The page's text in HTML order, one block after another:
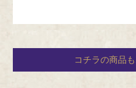
コチラの商品